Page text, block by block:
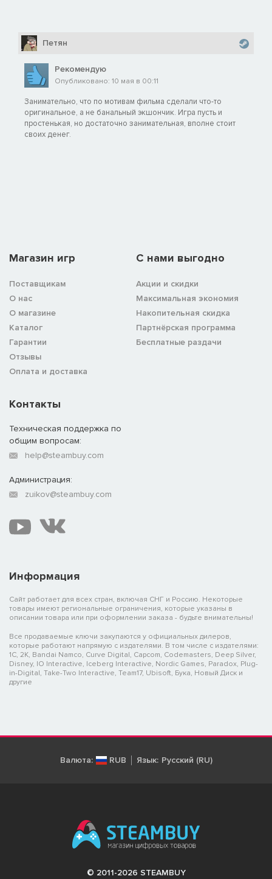
Петян
Рекомендую
Опубликовано: 10 мая в 00:11
Занимательно, что по мотивам фильма сделали что-то
оригинальное, а не банальный экшончик. Игра пусть и
простенькая, но достаточно занимательная, вполне стоит
своих денег.
Магазин игр
Поставщикам
О нас
О магазине
Каталог
Гарантии
Отзывы
Оплата и доставка
C нами выгодно
Акции и скидки
Максимальная экономия
Накопительная скидка
Партнёрская программа
Бесплатные раздачи
Информация
Сайт работает для всех стран, включая СНГ и Россию. Некоторые
товары имеют региональные ограничения, которые указаны в
описании товара или при оформлении заказа - будьте внимательны!
Все продаваемые ключи закупаются у официальных дилеров,
которые работают напрямую с издателями. В том числе с издателями:
1C, 2K, Bandai Namco, Curve Digital, Capcom, Codemasters, Deep Silver,
Disney, IO Interactive, Iceberg Interactive, Nordic Games, Paradox, Plug-
in-Digital, Take-Two Interactive, Team17, Ubisoft, Бука, Новый Диск и
другие
Контакты
Техническая поддержка по
общим вопросам:
help@steambuy.com
Администрация:
zuikov@steambuy.com
Валюта: RUB Язык: Русский (RU)
© 2011-2026 STEAMBUY